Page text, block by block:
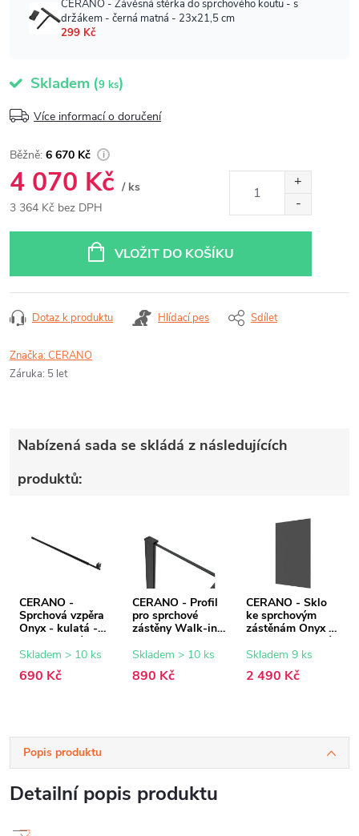
Skladem (9 ks)
Více informací o doručení
6 670 Kč
4 070 Kč / ks
3 364 Kč bez DPH
VLOŽIT DO KOŠÍKU
Dotaz k produktu Hlídací pes Sdílet
Značka:CERANO
Záruka: 5 let
Nabízená sada se skládá z následujících
produktů:
CERANO -
Sprchová vzpěra
Onyx - kulatá -
teleskopická -
černá matná - 77-
Skladem > 10 ks
690 Kč
CERANO - Profil
pro sprchové
zástěny Walk-in
černá matná - 15
Skladem > 10 ks
890 Kč
CERANO - Sklo
ke sprchovým
zástěnám Onyx -
8 mm - grafitové
sklo - 60x200 cm
Skladem 9 ks
2 490 Kč
Popis produktu
Detailní popis produktu